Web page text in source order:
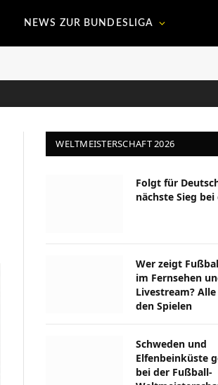
NEWS ZUR BUNDESLIGA
WELTMEISTERSCHAFT 2026
Folgt für
nächste Sieg bei
Wer zeigt
im Fernsehen
Livestream?
den Spielen
Schweden und
Elfenbeinküste
bei der Fußball-